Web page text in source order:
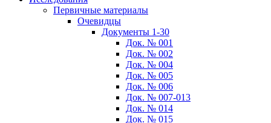
Первичные материалы
Очевидцы
Документы 1-30
Док. № 001
Док. № 002
Док. № 004
Док. № 005
Док. № 006
Док. № 007-013
Док. № 014
Док. № 015